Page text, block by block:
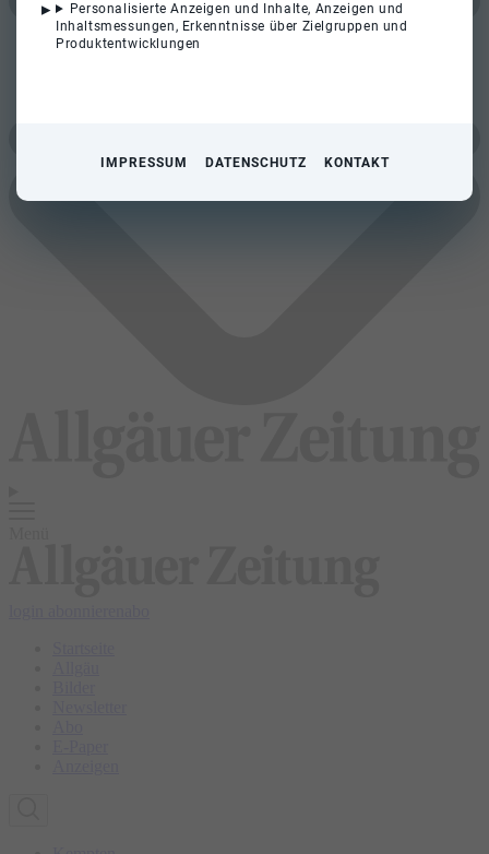
Personalisierte Anzeigen und Inhalte, Anzeigen und
Inhaltsmessungen, Erkenntnisse über Zielgruppen und
Produktentwicklungen
IMPRESSUM DATENSCHUTZ KONTAKT